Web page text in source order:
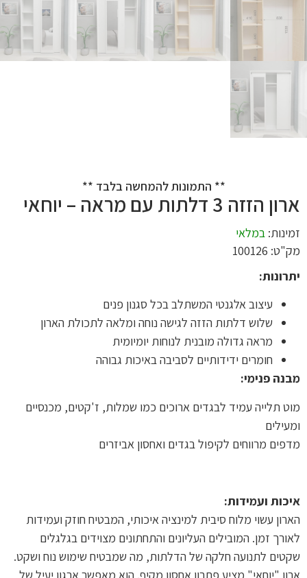
** התמונות להמחשה בלבד **
ארון הזזה 3 דלתות עם מראה – יוחאי
זמינות: במלאי
מק"ט: 100126
יתרונות:
עיצוב אלגנטי המשתלב בכל סגנון פנים
שלוש דלתות הזזה לגישה נוחה ומלאה לתכולת הארון
מראה גדולה מובנית לנוחות יומיומית
חומרים ידידותיים לסביבה באיכות גבוהה
מבנה פנימי:
מוט תלייה עמיד לבגדים ארוכים כמו שמלות, ז'קטים, מכנסיים
ומעילים
מדפים מרווחים לקיפול בגדים ואחסון אביזרים
איכות ועמידות:
הארון עשוי מלוח סיבית למינציה איכותי, המבטיח חוזק ועמידות
לאורך זמן. המובילים העליונים והתחתונים מצוידים בגלגלים
שקטים לתנועה חלקה של הדלתות, מה שמבטיח שימוש נוח ושקט.
ארון "יוחאי" מציע פתרון אחסון מקיף. הוא מאפשר ארגון יעיל של